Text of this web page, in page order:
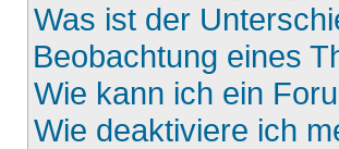
Was ist der
Beobachtung eines
Wie kann ich ein
Wie deaktiviere ich